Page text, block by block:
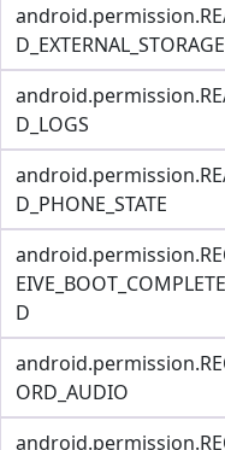
D_EXTERNAL_STORAGE
D_LOGS
D_PHONE_STATE
EIVE_BOOT_COMPLETE
D
ORD_AUDIO